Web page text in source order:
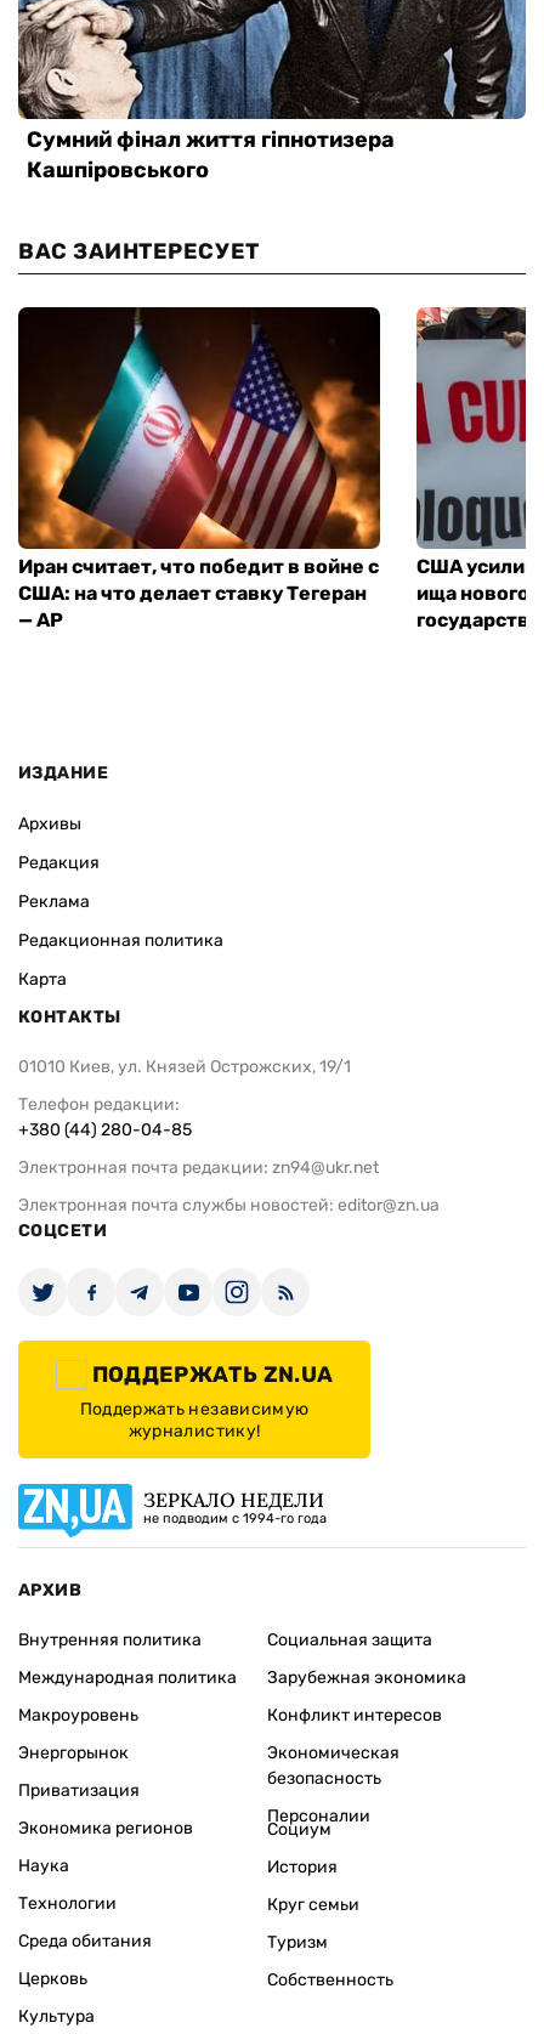
ВАС ЗАИНТЕРЕСУЕТ
Иран считает, что победит в войне с
США: на что делает ставку Тегеран
— AP
США
ища нового
ИЗДАНИЕ
Архивы
Редакция
Реклама
Редакционная политика
Карта
КОНТАКТЫ
01010 Киев, ул. Князей Острожских, 19/1
Телефон редакции:
+380 (44) 280-04-85
Электронная почта редакции: zn94@ukr.net
Электронная почта службы новостей: editor@zn.ua
СОЦСЕТИ
ПОДДЕРЖАТЬ ZN.UA
Поддержать независимую
журналистику!
ЗЕРКАЛО НЕДЕЛИ
не подводим с 1994-го года
АРХИВ
Внутренняя политика
Международная политика
Макроуровень
Энергорынок
Приватизация
Экономика регионов
Социальная защита
Зарубежная экономика
Конфликт интересов
Экономическая
безопасность
Персоналии
Наука
Технологии
Среда обитания
Церковь
Культура
Социум
История
Круг семьи
Туризм
Собственность